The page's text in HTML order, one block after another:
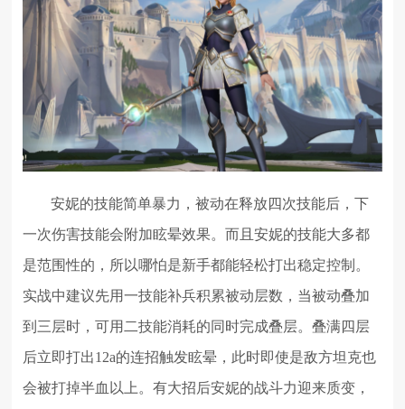
安妮的技能简单暴力，被动在释放四次技能后，下
一次伤害技能会附加眩晕效果。而且安妮的技能大多都
是范围性的，所以哪怕是新手都能轻松打出稳定控制。
实战中建议先用一技能补兵积累被动层数，当被动叠加
到三层时，可用二技能消耗的同时完成叠层。叠满四层
后立即打出12a的连招触发眩晕，此时即使是敌方坦克也
会被打掉半血以上。有大招后安妮的战斗力迎来质变，